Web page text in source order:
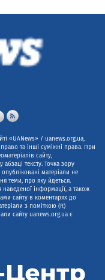
«UANews» / uanews.org.ua,
та інші суміжні права. При
сайту,
тексту. Точка зору
матеріали не
теми, про яку йдеться.
наведеної інформації, а також
сайту в коментарях до
з поміткою (R)
сайту uanews.org.ua є